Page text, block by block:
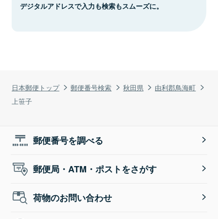
日本郵便トップ 郵便番号検索 秋田県
由利郡鳥海町
上笹子
デジタルアドレスで入力も検索もスムーズに。
郵便番号を調べる
郵便局・ATM・ポストをさがす
荷物のお問い合わせ